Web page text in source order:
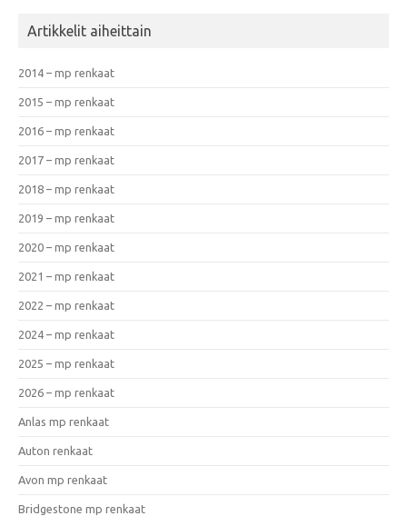
Artikkelit aiheittain
2014 – mp renkaat
2015 – mp renkaat
2016 – mp renkaat
2017 – mp renkaat
2018 – mp renkaat
2019 – mp renkaat
2020 – mp renkaat
2021 – mp renkaat
2022 – mp renkaat
2024 – mp renkaat
2025 – mp renkaat
2026 – mp renkaat
Anlas mp renkaat
Auton renkaat
Avon mp renkaat
Bridgestone mp renkaat